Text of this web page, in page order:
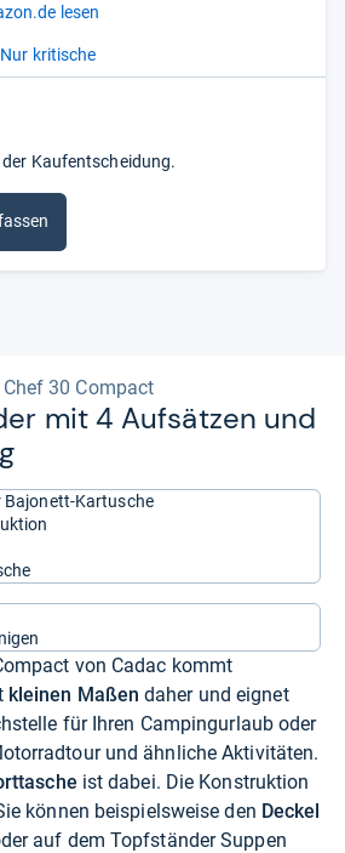
lesen
Nur kritische
der Kaufentscheidung.
30 Compact
mit 4 Auf­sät­zen und
Bajonett-Kartusche
von Cadac kommt
kleinen Maßen daher und eignet
für Ihren Campingurlaub oder
und ähnliche Aktivitäten.
ist dabei. Die Konstruktion
können beispielsweise den Deckel
auf dem Topfständer Suppen